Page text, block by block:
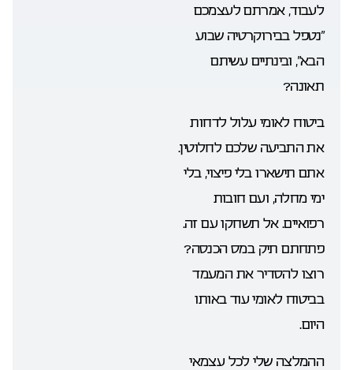
לעבוד, אמרתם לעצמכם
“נטפל בבירוקרטיה שבוע
הבא”, ובינתיים עשיתם
תאונה?
ביטוח לאומי עלול לדחות
את התביעה שלכם לחלוטין.
אתם תישארו בלי פיצוי, בלי
ימי מחלה, ועם חובות
רפואיים. אל תשחקו עם זה.
פתחתם תיק במס הכנסה?
רוצו להסדיר את המעמד
בביטוח לאומי עוד באותו
היום.
ההמלצה שלי לכל עצמאי